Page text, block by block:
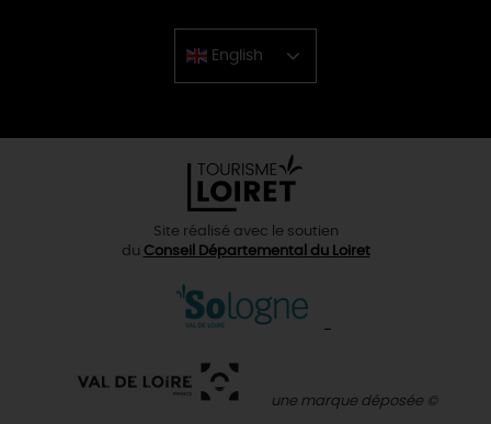
English
Chinese
Site réalisé avec le soutien
du Conseil Départemental du Loiret
une marque déposée ©